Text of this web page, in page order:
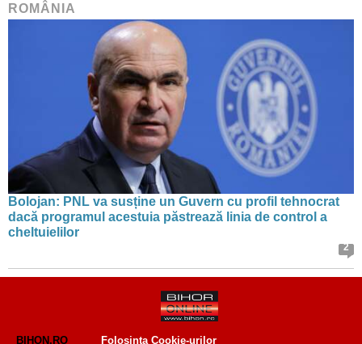
ROMÂNIA
Bolojan: PNL va susține un Guvern cu profil tehnocrat
dacă programul acestuia păstrează linia de control a
cheltuielilor
2
BIHON.RO Folosinta Cookie-urilor